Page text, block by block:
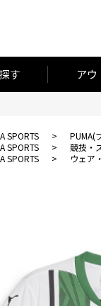
す ア
SPORTS > PUMA(
SPORTS > 競技・
SPORTS > ウェア